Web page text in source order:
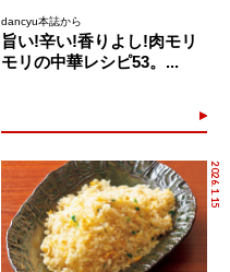
dancyu本誌から
旨い!辛い!香りよし!肉モリ
モリの中華レシピ53。...
2026.1.15